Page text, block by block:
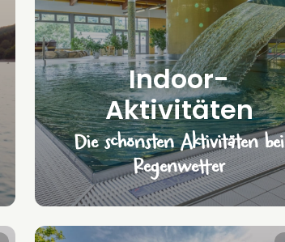
Indoor-
Aktivitäten
Die schönsten Aktivitäten bei
Regenwetter